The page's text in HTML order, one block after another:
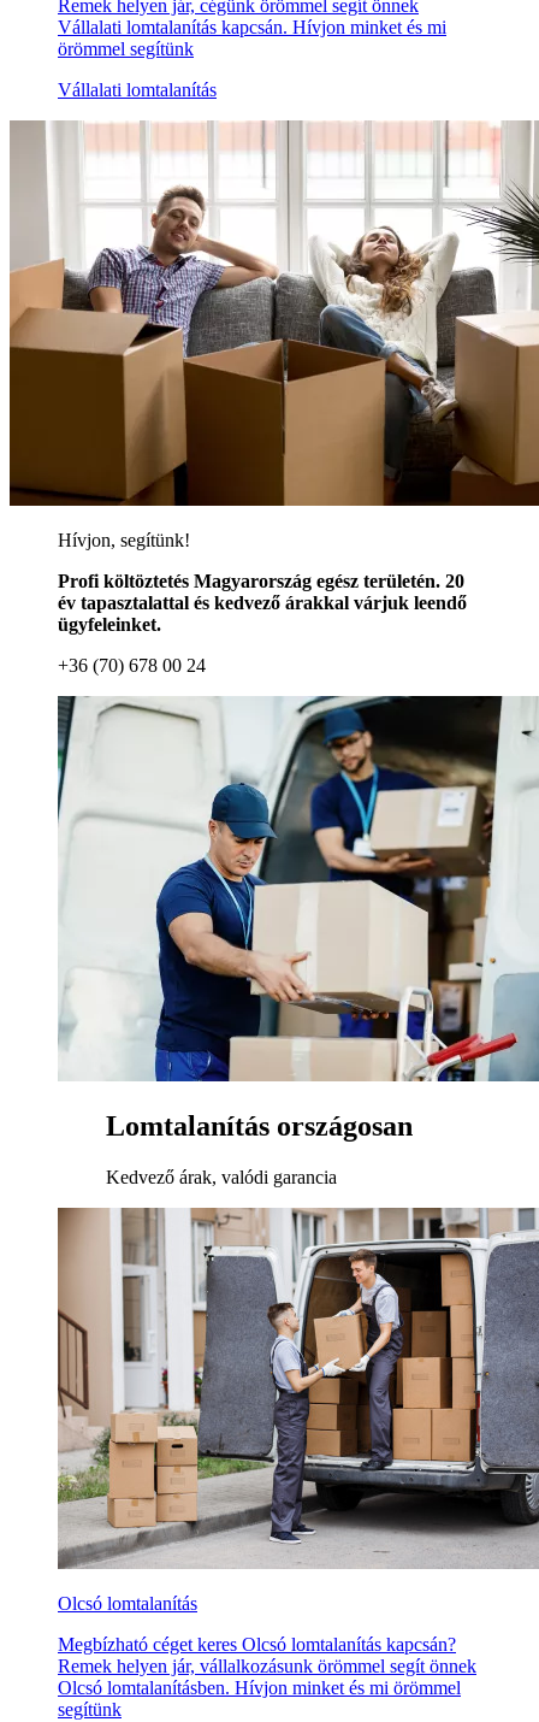
Remek helyen jár, cégünk örömmel segít önnek
Vállalati lomtalanítás kapcsán. Hívjon minket és mi
örömmel segítünk
Vállalati lomtalanítás
Hívjon, segítünk!
Profi költöztetés Magyarország egész területén. 20
év tapasztalattal és kedvező árakkal várjuk leendő
ügyfeleinket.
+36 (70) 678 00 24
Lomtalanítás országosan
Kedvező árak, valódi garancia
Olcsó lomtalanítás
Megbízható céget keres Olcsó lomtalanítás kapcsán?
Remek helyen jár, vállalkozásunk örömmel segít önnek
Olcsó lomtalanításben. Hívjon minket és mi örömmel
segítünk